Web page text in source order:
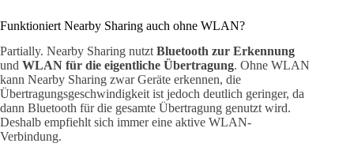
Funktioniert Nearby Sharing auch ohne WLAN?
Partially. Nearby Sharing nutztBluetooth zur Erkennung
und WLAN für die eigentliche Übertragung. Ohne WLAN
kann Nearby Sharing zwar Geräte erkennen, die
Übertragungsgeschwindigkeit ist jedoch deutlich geringer, da
dann Bluetooth für die gesamte Übertragung genutzt wird.
Deshalb empfiehlt sich immer eine aktive WLAN-
Verbindung.